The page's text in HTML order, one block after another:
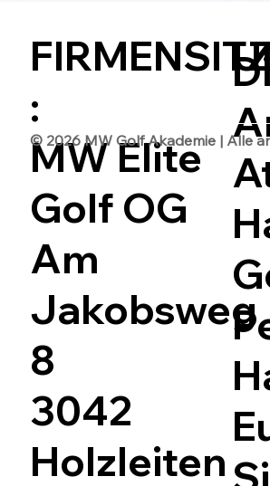
:
MW Elite
Golf OG
Am
Jakobsweg
8
3042
Holzleiten
© 2026 MW Golf Akademie | Alle